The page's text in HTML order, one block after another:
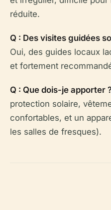
réduite.
Q : Des visites guidées
Oui, des guides locaux
et fortement
Q : Que dois-je apporter
protection solaire,
confortables, et un
les salles de fresques).